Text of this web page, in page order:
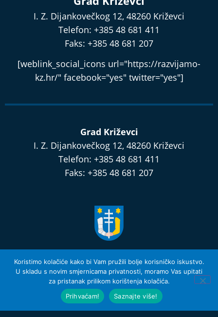
I. Z. Dijankovečkog 12, 48260 Križevci
Telefon: +385 48 681 411
Faks: +385 48 681 207
[weblink_social_icons url="https://razvijamo-
kz.hr/" facebook="yes" twitter="yes"]
Grad Križevci
I. Z. Dijankovečkog 12, 48260 Križevci
Telefon: +385 48 681 411
Faks: +385 48 681 207
razvijamo.krizevci.hr
Izjava o privatnosti i Uvjeti Korištenja
© 2026 Grad Križevci
Koristimo kolačiće kako bi Vam pružili bolje korisničko iskustvo.
U skladu s novim smjernicama privatnosti, moramo Vas upitati
za pristanak prilikom korištenja kolačića.
Prihvaćam!
Saznajte više!